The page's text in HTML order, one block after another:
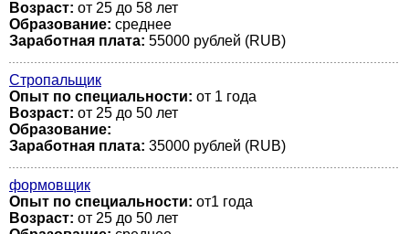
Возраст: от 25 до 58 лет
Образование: среднее
Заработная плата: 55000 рублей (RUB)
Стропальщик
Опыт по специальности: от 1 года
Возраст: от 25 до 50 лет
Образование:
Заработная плата: 35000 рублей (RUB)
формовщик
Опыт по специальности: от1 года
Возраст: от 25 до 50 лет